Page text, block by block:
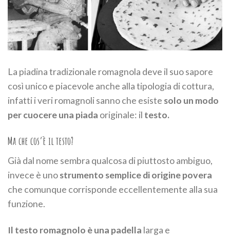
La piadina tradizionale romagnola deve il suo sapore
così unico e piacevole anche alla tipologia di cottura,
infatti i veri romagnoli sanno che esiste solo un modo
per cuocere una piada originale: il testo.
Ma che cos’è il testo?
Già dal nome sembra qualcosa di piuttosto ambiguo,
invece è unostrumento semplice di origine povera
che comunque corrisponde eccellentemente alla sua
funzione.
Il testo romagnolo è una padella larga e